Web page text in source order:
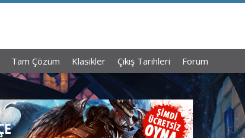
Tam Çözüm Klasikler Çıkış Tarihleri Forum